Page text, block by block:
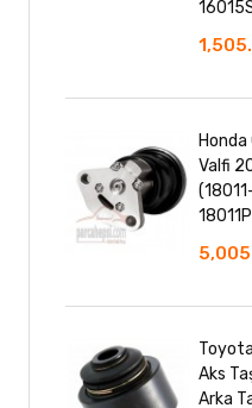
Honda
Valfi
Aks
Arka